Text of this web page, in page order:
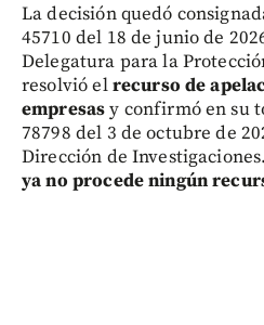
La decisión quedó
45710 del 18 de junio de
Delegatura para la
resolvió elrecurso de
empresasy confirmó en su
78798 del 3 de octubre de
Dirección de Investigaciones.
ya no procede ningún